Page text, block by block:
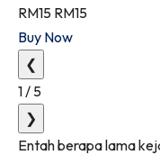
RM15 RM15
Buy Now
❮
1/ 5
❯
Entah berapa lama